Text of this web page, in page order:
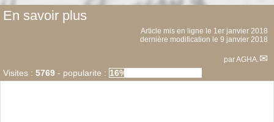
En savoir plus
Article mis en ligne le 1er janvier 2018
dernière modification le 9 janvier 2018
parAGHA.
Visites : 5769 - popularite : 16%